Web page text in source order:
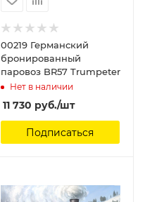
00219 Германский
бронированный
паровоз BR57 Trumpeter
Нет в наличии
11 730 руб./шт
Подписаться